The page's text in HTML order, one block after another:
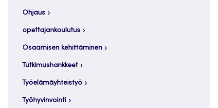
Ohjaus
opettajankoulutus
Osaamisen kehittäminen
Tutkimushankkeet
Työelämäyhteistyö
Työhyvinvointi